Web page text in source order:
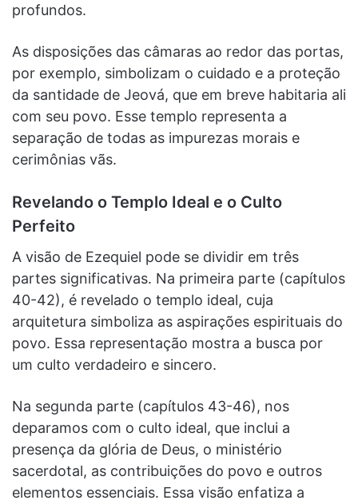
profundos.
As disposições das câmaras ao redor das portas,
por exemplo, simbolizam o cuidado e a proteção
da santidade de Jeová, que em breve habitaria ali
com seu povo. Esse templo representa a
separação de todas as impurezas morais e
cerimônias vãs.
Revelando o Templo Ideal e o Culto
Perfeito
A visão de Ezequiel pode se dividir em três
partes significativas. Na primeira parte (capítulos
40-42), é revelado o templo ideal, cuja
arquitetura simboliza as aspirações espirituais do
povo. Essa representação mostra a busca por
um culto verdadeiro e sincero.
Na segunda parte (capítulos 43-46), nos
deparamos com o culto ideal, que inclui a
presença da glória de Deus, o ministério
sacerdotal, as contribuições do povo e outros
elementos essenciais. Essa visão enfatiza a